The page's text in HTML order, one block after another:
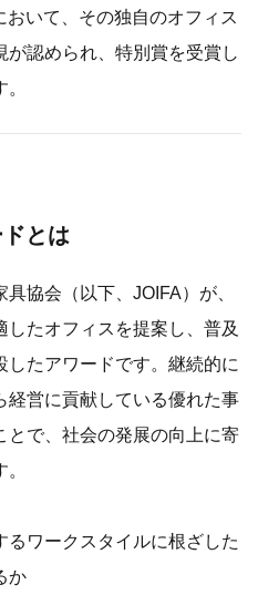
いて、その独自のオフィス
が認められ、特別賞を受賞し
とは
協会（以下、JOIFA）が、
たオフィスを提案し、普及
したアワードです。継続的に
経営に貢献している優れた事
とで、社会の発展の向上に寄
るワークスタイルに根ざした
か